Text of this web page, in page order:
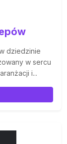
dziedzinie
w sercu
i...